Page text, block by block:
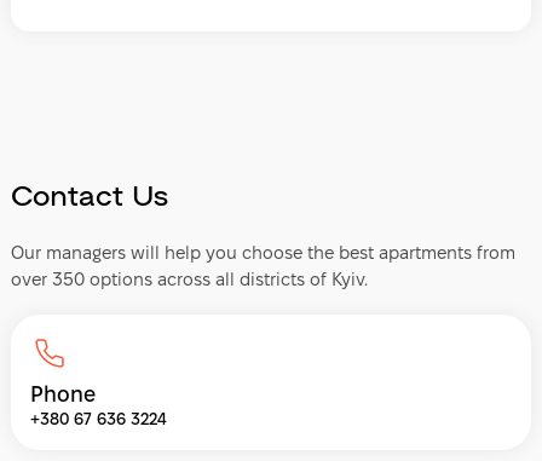
Contact Us
Our managers will help you choose the best apartments from
over 350 options across all districts of Kyiv.
Phone
+380 67 636 3224